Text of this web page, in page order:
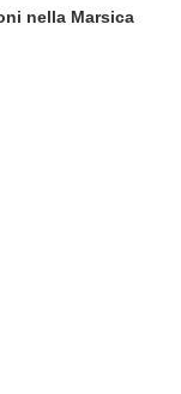
nella Marsica